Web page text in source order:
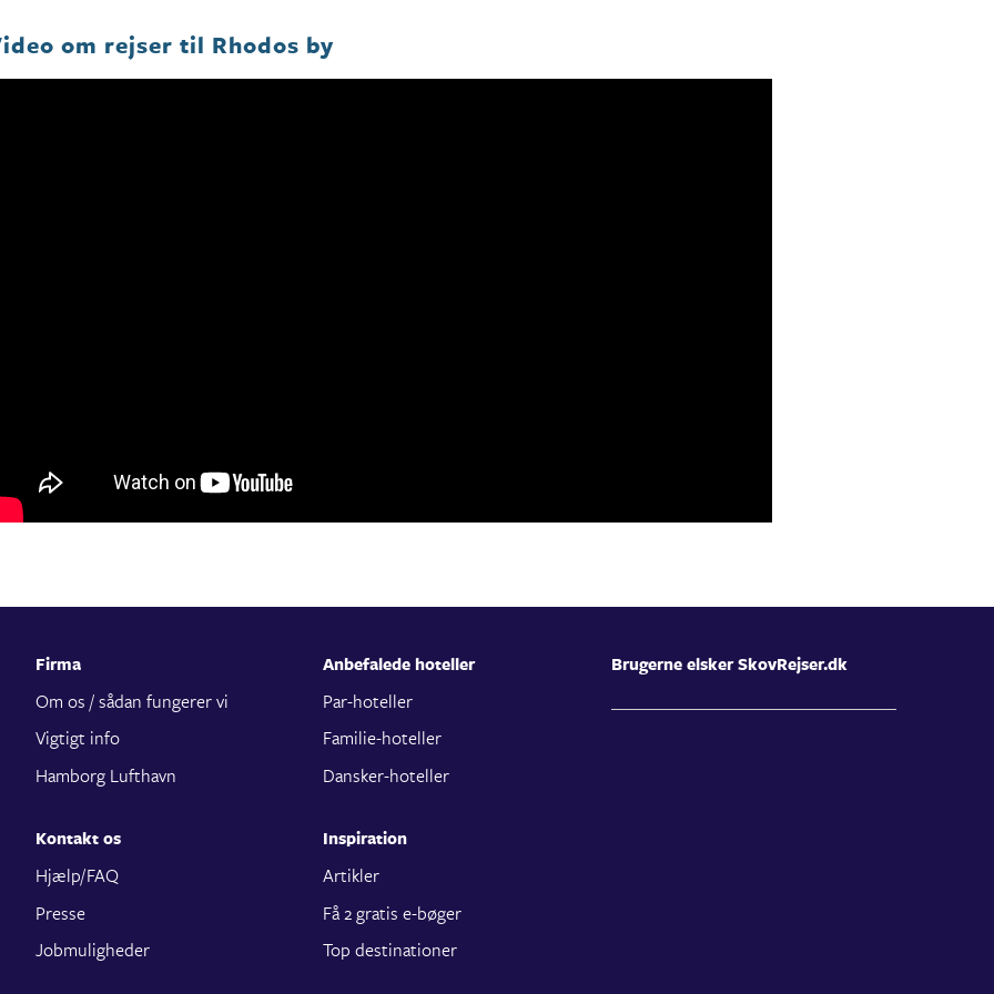
om rejser til Rhodos by
Firma
Om os / sådan fungerer vi
Vigtigt info
Hamborg Lufthavn
Kontakt os
Hjælp/FAQ
Presse
Jobmuligheder
Anbefalede hoteller
Par-hoteller
Familie-hoteller
Dansker-hoteller
Inspiration
Artikler
Få 2 gratis e-bøger
Top destinationer
Brugerne elsker SkovRejser.dk